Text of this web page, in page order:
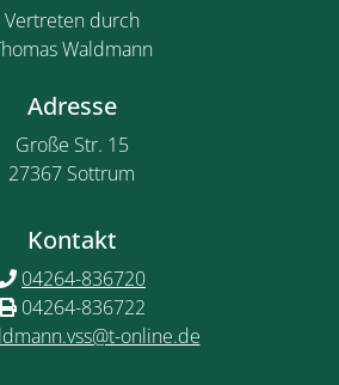
Vertreten durch
Waldmann
Adresse
Große Str. 15
27367 Sottrum
Kontakt
04264-836720
04264-836722
online.de